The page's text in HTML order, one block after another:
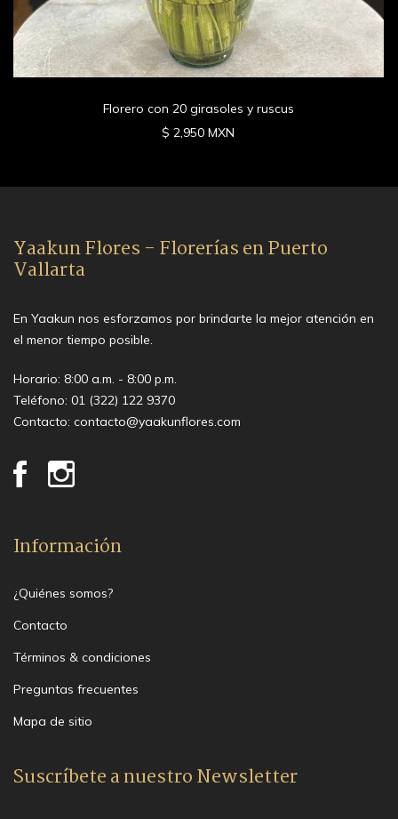
Florero con 20 girasoles y ruscus
$ 2,950 MXN
Yaakun Flores - Florerías en Puerto
Vallarta
En Yaakun nos esforzamos por brindarte la mejor atención en
el menor tiempo posible.
Horario: 8:00 a.m. - 8:00 p.m.
Teléfono: 01 (322) 122 9370
Contacto: contacto@yaakunflores.com
Información
¿Quiénes somos?
Contacto
Términos & condiciones
Preguntas frecuentes
Mapa de sitio
Suscríbete a nuestro Newsletter